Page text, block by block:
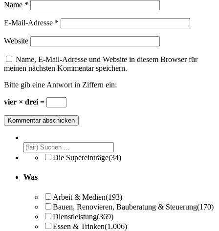
Name *
E-Mail-Adresse *
Website
Name, E-Mail-Adresse und Website in diesem Browser für
meinen nächsten Kommentar speichern.
Bitte gib eine Antwort in Ziffern ein:
vier × drei =
Die Supereinträge(34)
Was
Arbeit & Medien(193)
Bauen, Renovieren, Bauberatung & Steuerung(170)
Dienstleistung(369)
Essen & Trinken(1.006)